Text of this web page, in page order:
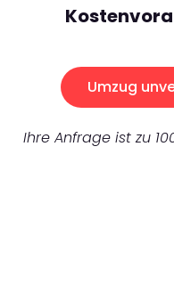
Umzug
Ihre Anfrage ist zu